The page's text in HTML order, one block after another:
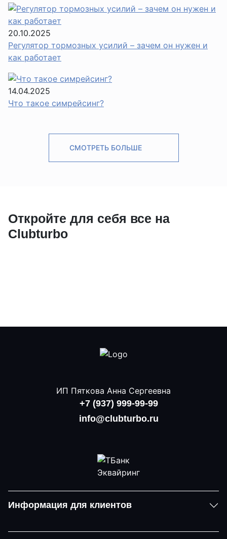
20.10.2025
Регулятор тормозных усилий – зачем он нужен и
как работает
14.04.2025
Что такое симрейсинг?
СМОТРЕТЬ БОЛЬШЕ
Откройте для себя все на
Clubturbo
ИП Пяткова Анна Сергеевна
+7 (937) 999-99-99
info@clubturbo.ru
Информация для клиентов